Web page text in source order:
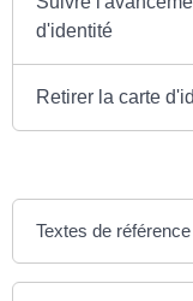
d'identité
Retirer la carte
Textes de référence